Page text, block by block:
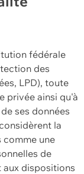
fédérale
des
LPD), toute
privée ainsi qu'à
ses données
la
une
de
dispositions